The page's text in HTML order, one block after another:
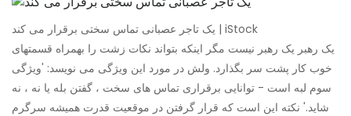
یک تاجر عصبانی تماس سختی برقرار می کند | iStock
یک رهبر یک رهبر نیست مگر اینکه بتواند نکات زشت را بهمراه قسمتهای
خوب کار پشت سر بگذارد. ولش در مورد این ویژگی می نویسد: 'ویژگی
سوم لبه است - توانایی برقراری تماس های سخت ، گفتن بله یا نه ، نه
شاید.' نکته این است که قرار گرفتن در موقعیت قدرت همیشه سرگرم